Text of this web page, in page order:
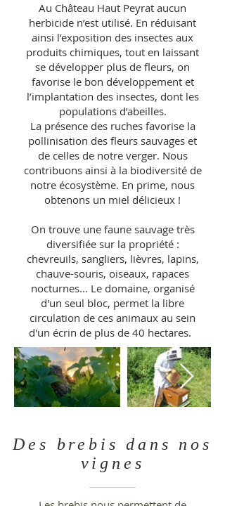
Au Château Haut Peyrat aucun
herbicide n’est utilisé. En réduisant
ainsi l’exposition des insectes aux
produits chimiques, tout en laissant
se développer plus de fleurs, on
favorise le bon développement et
l’implantation des insectes, dont les
populations d’abeilles.
La présence des ruches favorise la
pollinisation des fleurs sauvages et
de celles de notre verger. Nous
contribuons ainsi à la biodiversité de
notre écosystème. En prime, nous
obtenons un miel délicieux !
On trouve une faune sauvage très
diversifiée sur la propriété :
chevreuils, sangliers, lièvres, lapins,
chauve-souris, oiseaux, rapaces
nocturnes... Le domaine, organisé
d'un seul bloc, permet la libre
circulation de ces animaux au sein
d'un écrin de plus de 40 hectares.
Des brebis dans nos
vignes